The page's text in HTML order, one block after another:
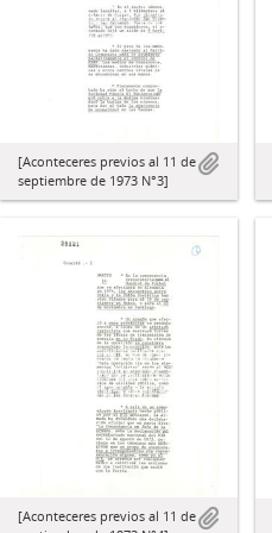
[Aconteceres previos al 11 de
septiembre de 1973 N°3]
[Aconteceres previos al 11 de